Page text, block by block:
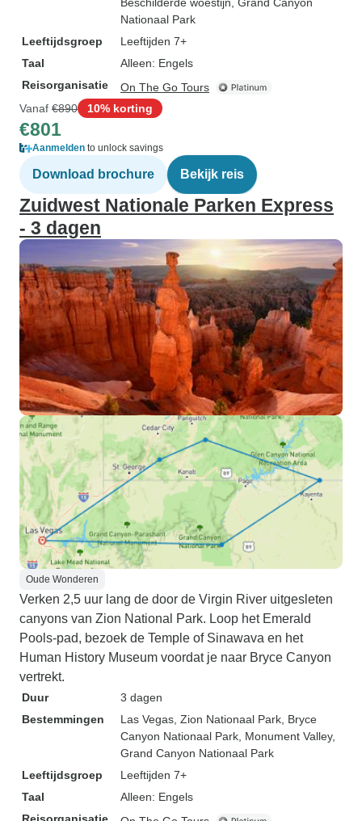
Nationaal Park
Leeftijdsgroep
Leeftijden 7+
Taal
Alleen: Engels
Reisorganisatie
On The Go Tours
Vanaf €890 10% korting
€801
Aanmelden to unlock savings
Download brochure Bekijk reis
Zuidwest Nationale Parken Express
- 3 dagen
Oude Wonderen
Verken 2,5 uur lang de door de Virgin River uitgesleten
canyons van Zion National Park. Loop het Emerald
Pools-pad, bezoek de Temple of Sinawava en het
Human History Museum voordat je naar Bryce Canyon
vertrekt.
Duur
3 dagen
Bestemmingen
Las Vegas , Zion Nationaal Park , Bryce
Canyon Nationaal Park , Monument Valley,
Grand Canyon Nationaal Park
Leeftijdsgroep
Leeftijden 7+
Taal
Alleen: Engels